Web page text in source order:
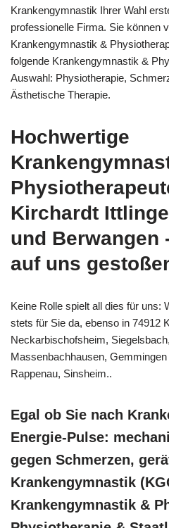
Krankengymnastik Ihrer Wahl
professionelle Firma. Sie können
Krankengymnastik &
folgende Krankengymnastik &
Auswahl: Physiotherapie,
Ästhetische Therapie.
Hochwertige
Kirchardt
und Berwangen
auf uns
Keine Rolle spielt all dies für uns:
stets für Sie da, ebenso in 74912
Neckarbischofsheim,
Massenbachhausen,
Rappenau, Sinsheim..
Egal ob Sie nach
Energie-Pulse:
gegen Schmerzen,
Krankengymnastik
Krankengymnastik &